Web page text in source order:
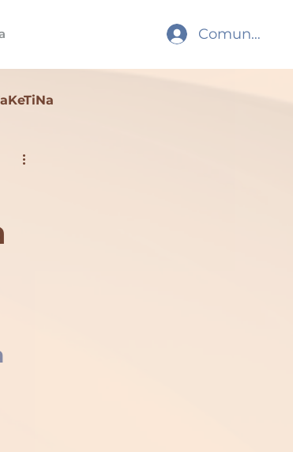
Comunidade
Ritual